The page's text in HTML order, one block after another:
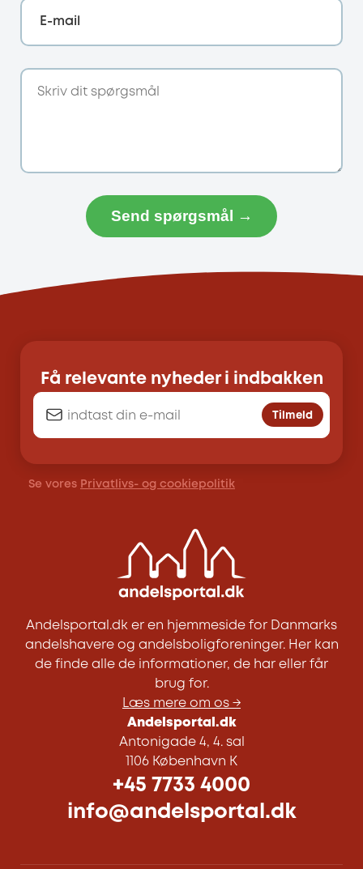
E-mail
Send spørgsmål →
Få relevante nyheder i indbakken
Tilmeld
Se vores Privatlivs- og cookiepolitik
Andelsportal.dk er en hjemmeside for Danmarks
andelshavere og andelsboligforeninger. Her kan
de finde alle de informationer, de har eller får
brug for.
Læs mere om os →
Andelsportal.dk
Antonigade 4, 4. sal
1106 København K
+45 7733 4000
info@andelsportal.dk